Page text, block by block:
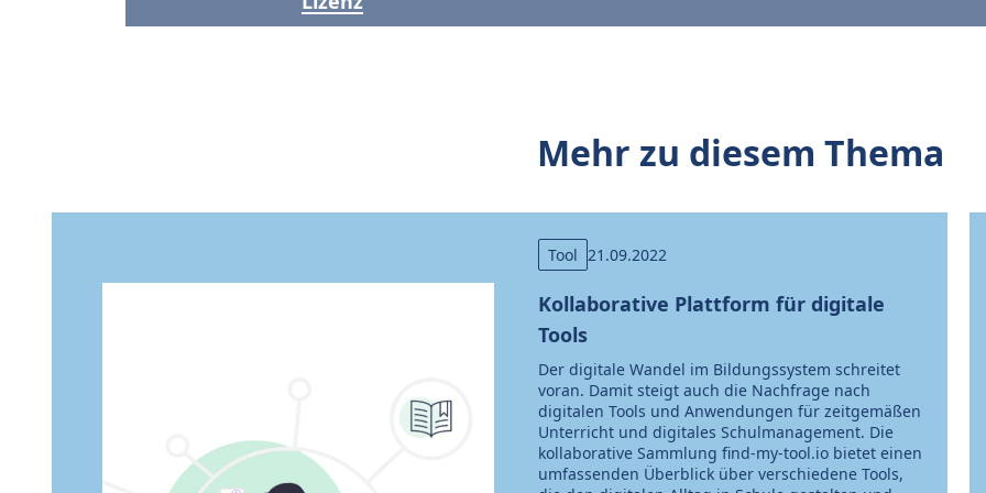
Mehr zu diesem Thema
Tool 21.09.2022
Kollaborative Plattform für digitale
Tools
Der digitale Wandel im Bildungssystem schreitet
voran. Damit steigt auch die Nachfrage nach
digitalen Tools und Anwendungen für zeitgemäßen
Unterricht und digitales Schulmanagement. Die
kollaborative Sammlung find-my-tool.io bietet einen
umfassenden Überblick über verschiedene Tools,